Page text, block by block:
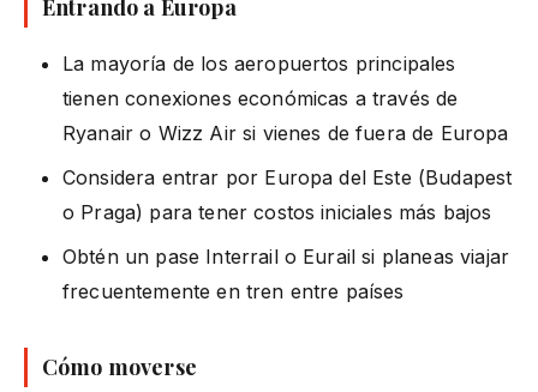
Entrando a Europa
La mayoría de los aeropuertos principales
tienen conexiones económicas a través de
Ryanair o Wizz Air si vienes de fuera de Europa
Considera entrar por Europa del Este (Budapest
o Praga) para tener costos iniciales más bajos
Obtén un pase Interrail o Eurail si planeas viajar
frecuentemente en tren entre países
Cómo moverse